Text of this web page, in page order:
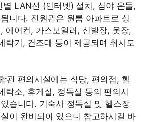
별 LAN선 (인터넷) 설치, 심야 온돌,
니다. 진원관은 원룸 아파트로 싱
에어컨, 가스보일러, 신발장, 옷장,
탁기, 건조대 등이 제공되며 취사도
관 편의시설에는 식당, 편의점, 헬
탁소, 휴게실, 정독실 등의 편의시
습니다. 기숙사 정독실 및 헬스장
이 완비되어 있으니 참고하시길 바